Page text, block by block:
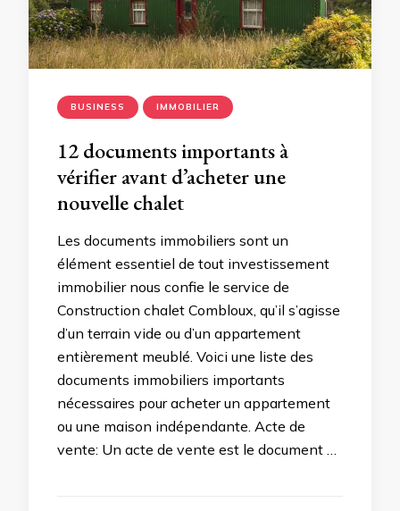
BUSINESS IMMOBILIER
12 documents importants à
vérifier avant d’acheter une
nouvelle chalet
Les documents immobiliers sont un
élément essentiel de tout investissement
immobilier nous confie le service de
Construction chalet Combloux, qu’il s’agisse
d’un terrain vide ou d’un appartement
entièrement meublé. Voici une liste des
documents immobiliers importants
nécessaires pour acheter un appartement
ou une maison indépendante. Acte de
vente: Un acte de vente est le document …